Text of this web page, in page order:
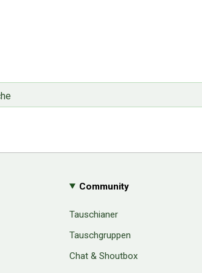
Community
Tauschianer
Tauschgruppen
Chat & Shoutbox